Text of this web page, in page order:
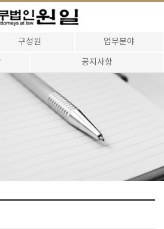
구성원 업무분야
공지사항